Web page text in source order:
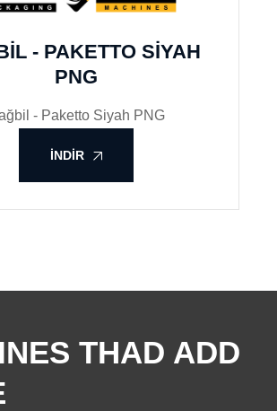
- PAKETTO SIYAH
PNG
- Paketto Siyah PNG
İNDIR
THAD ADD